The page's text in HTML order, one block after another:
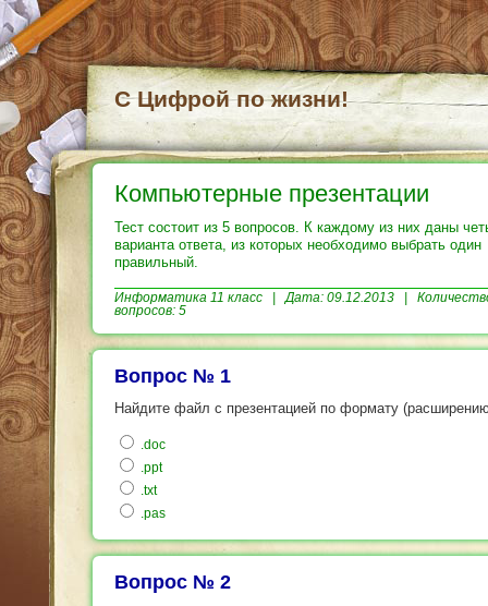
С Цифрой по жизни!
Компьютерные презентации
Тест состоит из 5 вопросов. К каждому из них даны
варианта ответа, из которых необходимо выбрать один
правильный.
Информатика 11 класс | Дата: 09.12.2013 |
вопросов: 5
Вопрос № 1
Найдите файл с презентацией по формату
.doc
.ppt
.txt
.pas
Вопрос № 2